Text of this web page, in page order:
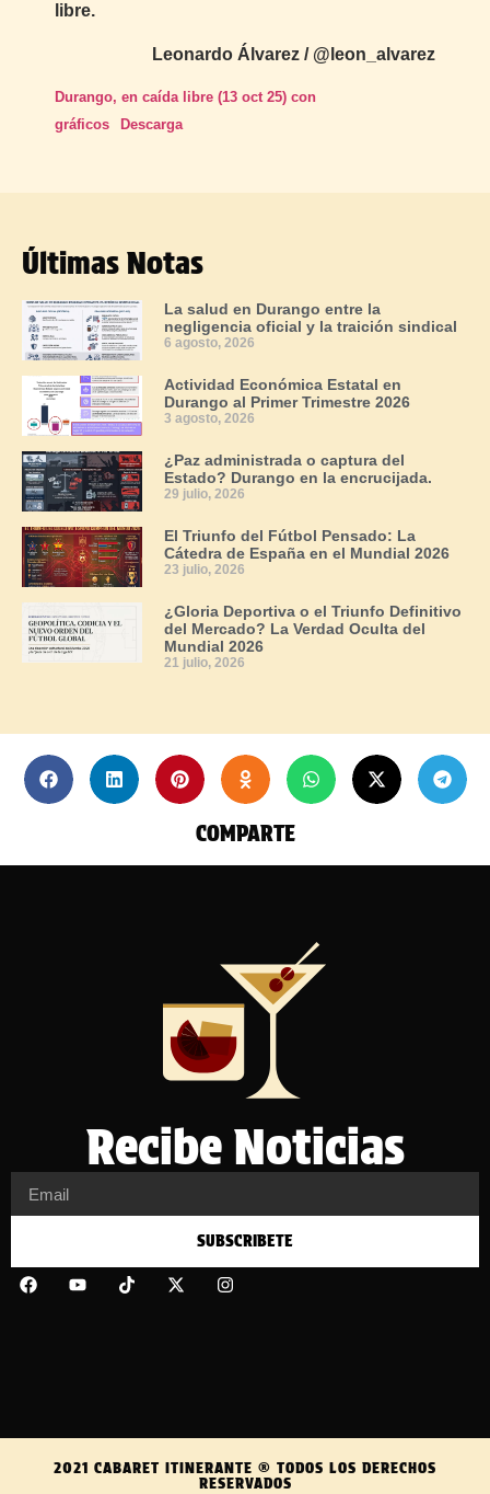
libre.
Leonardo Álvarez / @leon_alvarez
Durango, en caída libre (13 oct 25) con
gráficos
Descarga
Últimas Notas
La salud en Durango entre la
negligencia oficial y la traición sindical
6 agosto, 2026
Actividad Económica Estatal en
Durango al Primer Trimestre 2026
3 agosto, 2026
¿Paz administrada o captura del
Estado? Durango en la encrucijada.
29 julio, 2026
El Triunfo del Fútbol Pensado: La
Cátedra de España en el Mundial 2026
23 julio, 2026
¿Gloria Deportiva o el Triunfo Definitivo
del Mercado? La Verdad Oculta del
Mundial 2026
21 julio, 2026
COMPARTE
Recibe Noticias
SUBSCRIBETE
2021 CABARET ITINERANTE ® TODOS LOS DERECHOS
RESERVADOS